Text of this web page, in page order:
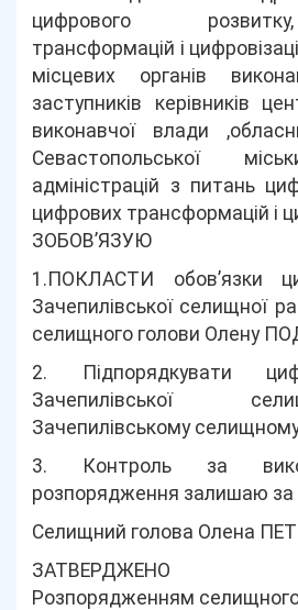
цифрового
трансформацій і
місцевих органів
заступників керівників
виконавчої влади
Севастопольської
адміністрацій з питань
цифрових трансформацій і
ЗОБОВ’ЯЗУЮ
1.ПОКЛАСТИ обов’язки
Зачепилівської селищної
селищного голови Олену
2. Підпорядкувати
Зачепилівської
Зачепилівському селищному
3. Контроль за
розпорядження залишаю за
Селищний голова Олена
ЗАТВЕРДЖЕНО
Розпорядженням